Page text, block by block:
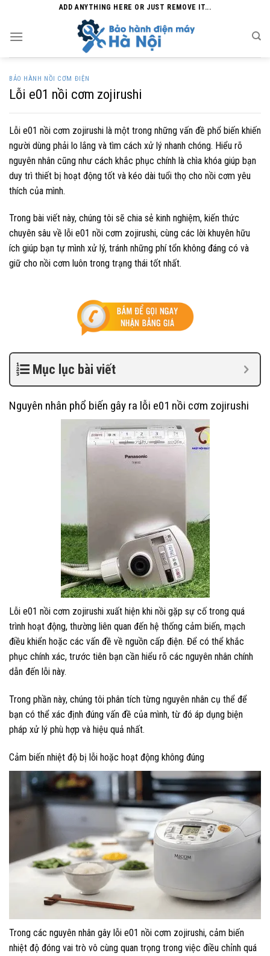
content
ADD ANYTHING HERE OR JUST REMOVE IT...
BẢO HÀNH NỒI CƠM ĐIỆN
Lỗi e01 nồi cơm zojirushi
Lỗi e01 nồi cơm zojirushi là một trong những vấn đề phổ biến khiến
người dùng phải lo lắng và tìm cách xử lý nhanh chóng. Hiểu rõ
nguyên nhân cũng như cách khắc phục chính là chìa khóa giúp bạn
duy trì thiết bị hoạt động tốt và kéo dài tuổi thọ cho nồi cơm yêu
thích của mình.
Trong bài viết này, chúng tôi sẽ chia sẻ kinh nghiệm, kiến thức
chuyên sâu về lỗi e01 nồi cơm zojirushi, cùng các lời khuyên hữu
ích giúp bạn tự mình xử lý, tránh những phí tổn không đáng có và
giữ cho nồi cơm luôn trong trạng thái tốt nhất.
Mục lục bài viết
Nguyên nhân phổ biến gây ra lỗi e01 nồi cơm zojirushi
Lỗi e01 nồi cơm zojirushi xuất hiện khi nồi gặp sự cố trong quá
trình hoạt động, thường liên quan đến hệ thống cảm biến, mạch
điều khiển hoặc các vấn đề về nguồn cấp điện. Để có thể khắc
phục chính xác, trước tiên bạn cần hiểu rõ các nguyên nhân chính
dẫn đến lỗi này.
Trong phần này, chúng tôi phân tích từng nguyên nhân cụ thể để
bạn có thể xác định đúng vấn đề của mình, từ đó áp dụng biện
pháp xử lý phù hợp và hiệu quả nhất.
Cảm biến nhiệt độ bị lỗi hoặc hoạt động không đúng
Trong các nguyên nhân gây lỗi e01 nồi cơm zojirushi, cảm biến
nhiệt độ đóng vai trò vô cùng quan trọng trong việc điều chỉnh quá